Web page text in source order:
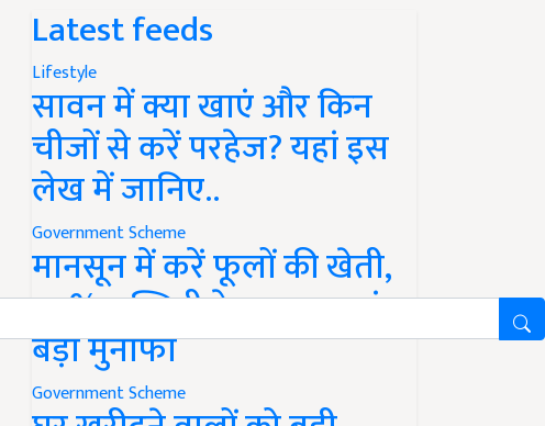
Latest feeds
Lifestyle
सावन में क्या खाएं और किन
चीजों से करें परहेज? यहां इस
लेख में जानिए..
Government Scheme
मानसून में करें फूलों की खेती,
50% सब्सिडी के साथ कमाएं
बड़ा मुनाफा
Government Scheme